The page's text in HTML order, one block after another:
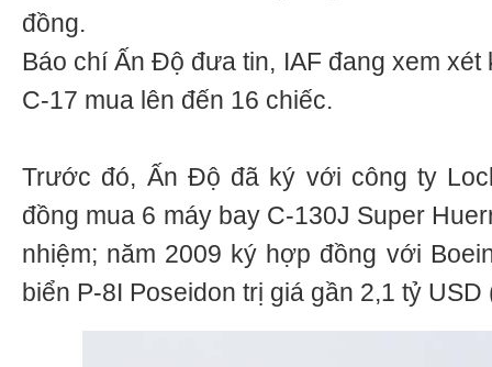
đồng.
Báo chí Ấn Độ đưa tin, IAF đang xem
C-17 mua lên đến 16 chiếc.
Trước đó, Ấn Độ đã ký với công ty
đồng mua 6 máy bay C-130J Super
nhiệm; năm 2009 ký hợp đồng với
biển P-8I Poseidon trị giá gần 2,1 tỷ USD